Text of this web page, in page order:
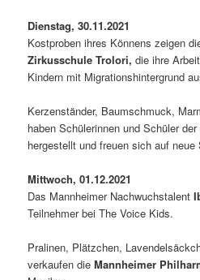
Dienstag, 30.11.2021
Kostproben ihres Könnens zeigen
Zirkusschule Trolori,die ihre
Kindern mit Migrationshintergrund
Kerzenständer, Baumschmuck,
haben Schülerinnen und Schüler der
hergestellt und freuen sich auf
Mittwoch, 01.12.2021
Das Mannheimer Nachwuchstalent
Teilnehmer bei The Voice Kids.
Pralinen, Plätzchen,
verkaufen dieMannheimer